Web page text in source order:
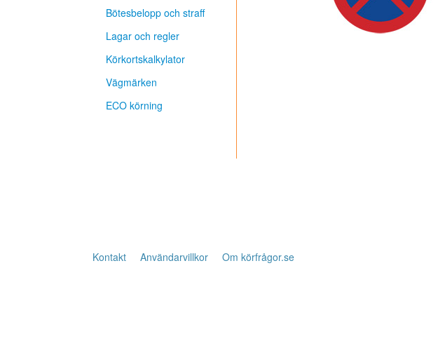
Kontakt Användarvillkor Om körfrågor.se
Bötesbelopp och straff
Lagar och regler
Körkortskalkylator
Vägmärken
ECO körning